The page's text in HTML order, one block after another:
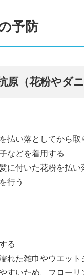
予防
原（花粉やダ
払い落としてから取
などを着用する
に付いた花粉を払い
行う
る
れた雑巾やウエット
すいため、フローリ